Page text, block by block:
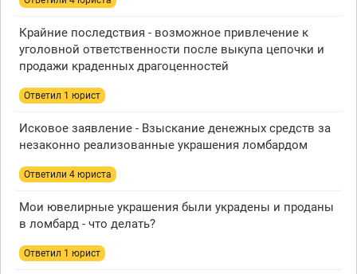
Крайние последствия - возможное привлечение к
уголовной ответственности после выкупа цепочки и
продажи краденных драгоценностей
Ответил 1 юрист
Исковое заявление - Взыскание денежных средств за
незаконно реализованные украшения ломбардом
Ответили 4 юристa
Мои ювелирные украшения были украдены и проданы
в ломбард - что делать?
Ответил 1 юрист